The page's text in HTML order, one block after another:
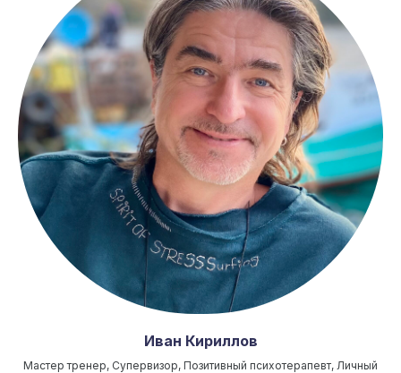
Иван Кириллов
Мастер тренер, Супервизор, Позитивный психотерапевт, Личный